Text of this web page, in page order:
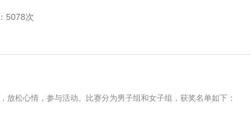
5078次
松心情，参与活动。比赛分为男子组和女子组，获奖名单如下：